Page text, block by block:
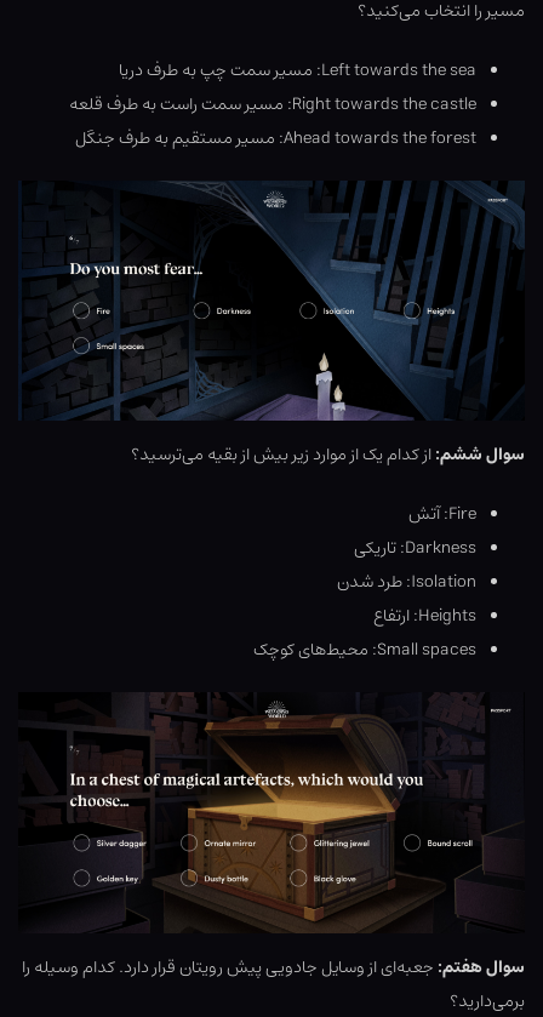
مسیر را انتخاب می‌کنید؟
Left towards the sea: مسیر سمت چپ به طرف دریا
Right towards the castle: مسیر سمت راست به طرف قلعه
Ahead towards the forest: مسیر مستقیم به طرف جنگل
سوال ششم:از کدام یک از موارد زیر بیش از بقیه می‌ترسید؟
Fire: آتش
Darkness: تاریکی
Isolation: طرد شدن
Heights: ارتفاع
Small spaces: محیط‌های کوچک
سوال هفتم: جعبه‌ای از وسایل جادویی پیش رویتان قرار دارد. کدام وسیله را
برمی‌دارید؟